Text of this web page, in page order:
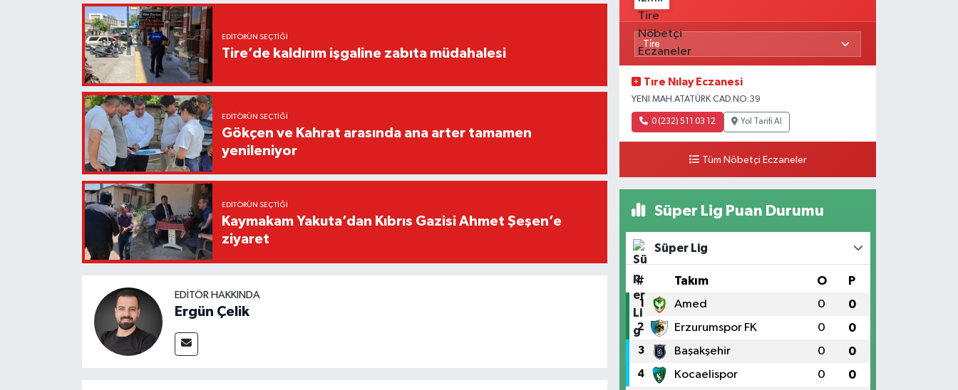
EDITÖRÜN SEÇTIĞI
Tire’de kaldırım işgaline zabıta müdahalesi
EDITÖRÜN SEÇTIĞI
Gökçen ve Kahrat arasında ana arter tamamen
yenileniyor
EDITÖRÜN SEÇTIĞI
Kaymakam Yakuta’dan Kıbrıs Gazisi Ahmet Şeşen’e
ziyaret
EDITÖR HAKKINDA
Ergün Çelik
Tıre Nılay Eczanesi
YENI MAH.ATATÜRK CAD.NO:39
0 (232) 511 03 12 Yol Tarifi Al
Tüm Nöbetçi Eczaneler
Süper Lig Puan Durumu
Süper Lig
# Takım O P
1 Amed 0 0
2 Erzurumspor FK 0 0
3 Başakşehir 0 0
4 Kocaelispor 0 0